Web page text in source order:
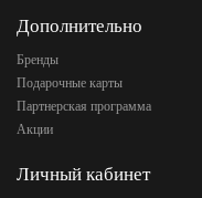
Дополнительно
Бренды
Подарочные карты
Партнерская программа
Акции
Личный кабинет